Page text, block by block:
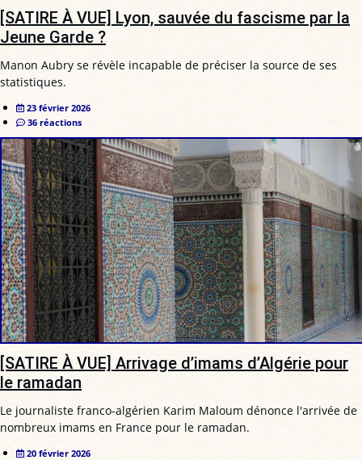
[SATIRE À VUE] Lyon, sauvée du fascisme par la
Jeune Garde ?
Manon Aubry se révèle incapable de préciser la source de ses
statistiques.
23 février 2026
36 réactions
[SATIRE À VUE] Arrivage d’imams d’Algérie pour
le ramadan
Le journaliste franco-algérien Karim Maloum dénonce l'arrivée de
nombreux imams en France pour le ramadan.
20 février 2026